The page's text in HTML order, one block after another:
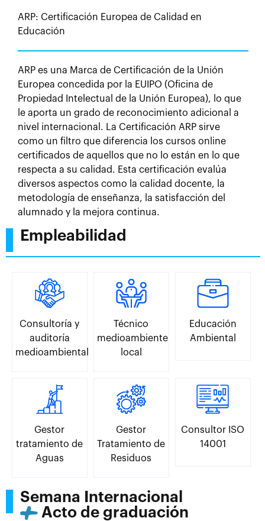
ARP: Certificación Europea de Calidad en
Educación
ARP es una Marca de Certificación de la Unión
Europea concedida por la EUIPO (Oficina de
Propiedad Intelectual de la Unión Europea), lo que
le aporta un grado de reconocimiento adicional a
nivel internacional. La Certificación ARP sirve
como un filtro que diferencia los cursos online
certificados de aquellos que no lo están en lo que
respecta a su calidad. Esta certificación evalúa
diversos aspectos como la calidad docente, la
metodología de enseñanza, la satisfacción del
alumnado y la mejora continua.
Empleabilidad
Consultoría y
auditoría
medioambiental
Técnico
medioambiente
local
Educación
Ambiental
Gestor
tratamiento de
Aguas
Gestor
Tratamiento de
Residuos
Consultor ISO
14001
Semana Internacional
Acto de graduación